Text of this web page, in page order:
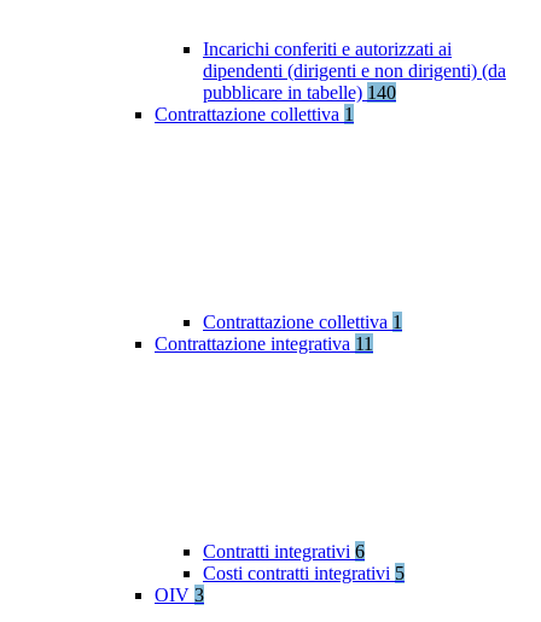
Incarichi conferiti e autorizzati ai
dipendenti (dirigenti e non dirigenti) (da
pubblicare in tabelle) 140
Contrattazione collettiva 1
Contrattazione collettiva 1
Contrattazione integrativa 11
Contratti integrativi 6
Costi contratti integrativi 5
OIV 3